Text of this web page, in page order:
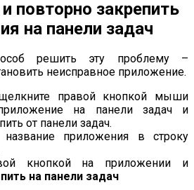
повторно закрепить
на панели задач
решить эту проблему –
неисправное приложение.
правой кнопкой мыши
на панели задач и
от панели задач.
приложения в строку
кнопкой на приложении и
на панели задач